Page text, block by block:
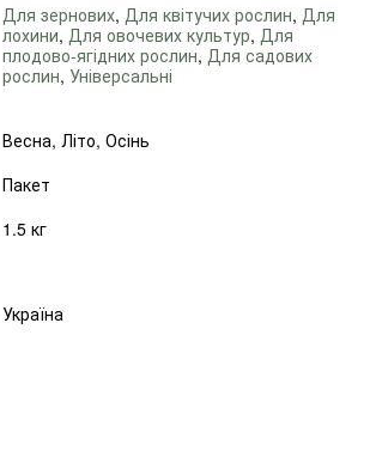
Для зернових, Для квітучих рослин, Для
лохини, Для овочевих культур, Для
плодово-ягідних рослин, Для садових
рослин, Універсальні
Весна, Літо, Осінь
Пакет
1.5 кг
Україна